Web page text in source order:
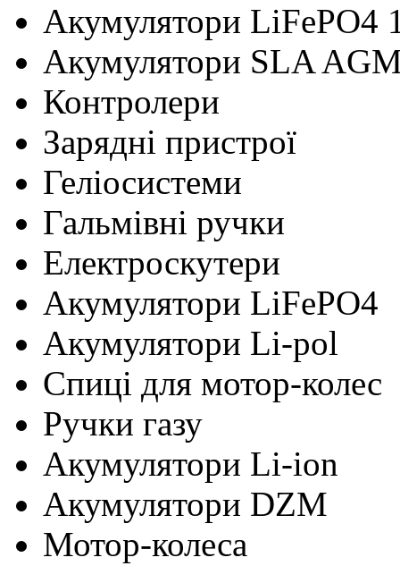
Акумулятори LiFePO4
Акумулятори SLA
Контролери
Зарядні пристрої
Геліосистеми
Гальмівні ручки
Електроскутери
Акумулятори LiFePO4
Акумулятори Li-pol
Cпиці для мотор-колес
Ручки газу
Акумулятори Li-ion
Акумулятори DZM
Мотор-колеса